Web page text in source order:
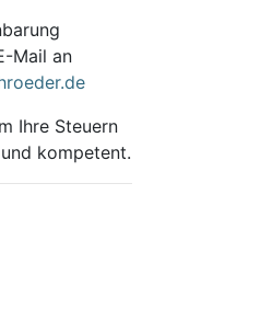
Mail an
Ihre Steuern
kompetent.